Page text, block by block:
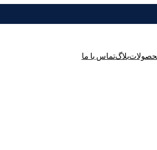
بلاگتماس با ما